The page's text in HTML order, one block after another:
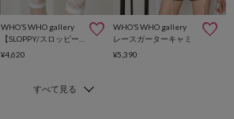
WHO’S WHO gallery
【SLOPPY/スロッピー】リブショートパンツ
¥4,620
WHO’S WHO gallery
レースガーターキャミ
¥5,390